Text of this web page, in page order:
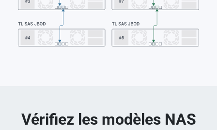
Vérifiez les modèles NAS